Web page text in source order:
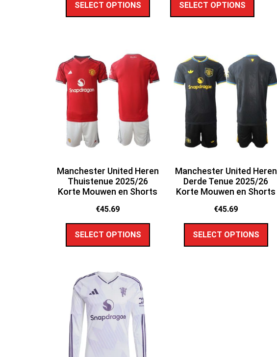
SELECT OPTIONS SELECT OPTIONS
Manchester United Heren
Thuistenue 2025/26
Korte Mouwen en Shorts
€45.69
SELECT OPTIONS
Manchester United Heren
Derde Tenue 2025/26
Korte Mouwen en Shorts
€45.69
SELECT OPTIONS